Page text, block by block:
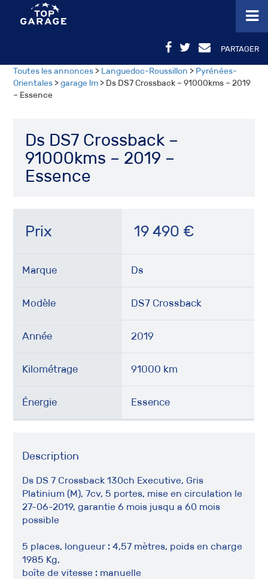
PARTAGER
Toutes les annonces > Languedoc-Roussillon > Pyrénées-
Orientales >garage lm > Ds DS7 Crossback – 91000kms – 2019
– Essence
Ds DS7 Crossback –
91000kms – 2019 –
Essence
Prix 19 490 €
Marque Ds
Modèle DS7 Crossback
Année 2019
Kilométrage 91000 km
Énergie Essence
Description
Ds DS 7 Crossback 130ch Executive, Gris
Platinium (M), 7cv, 5 portes, mise en circulation le
27-06-2019, garantie 6 mois jusqu a 60 mois
possible
5 places, longueur : 4,57 mètres, poids en charge
1985 Kg,
boîte de vitesse : manuelle